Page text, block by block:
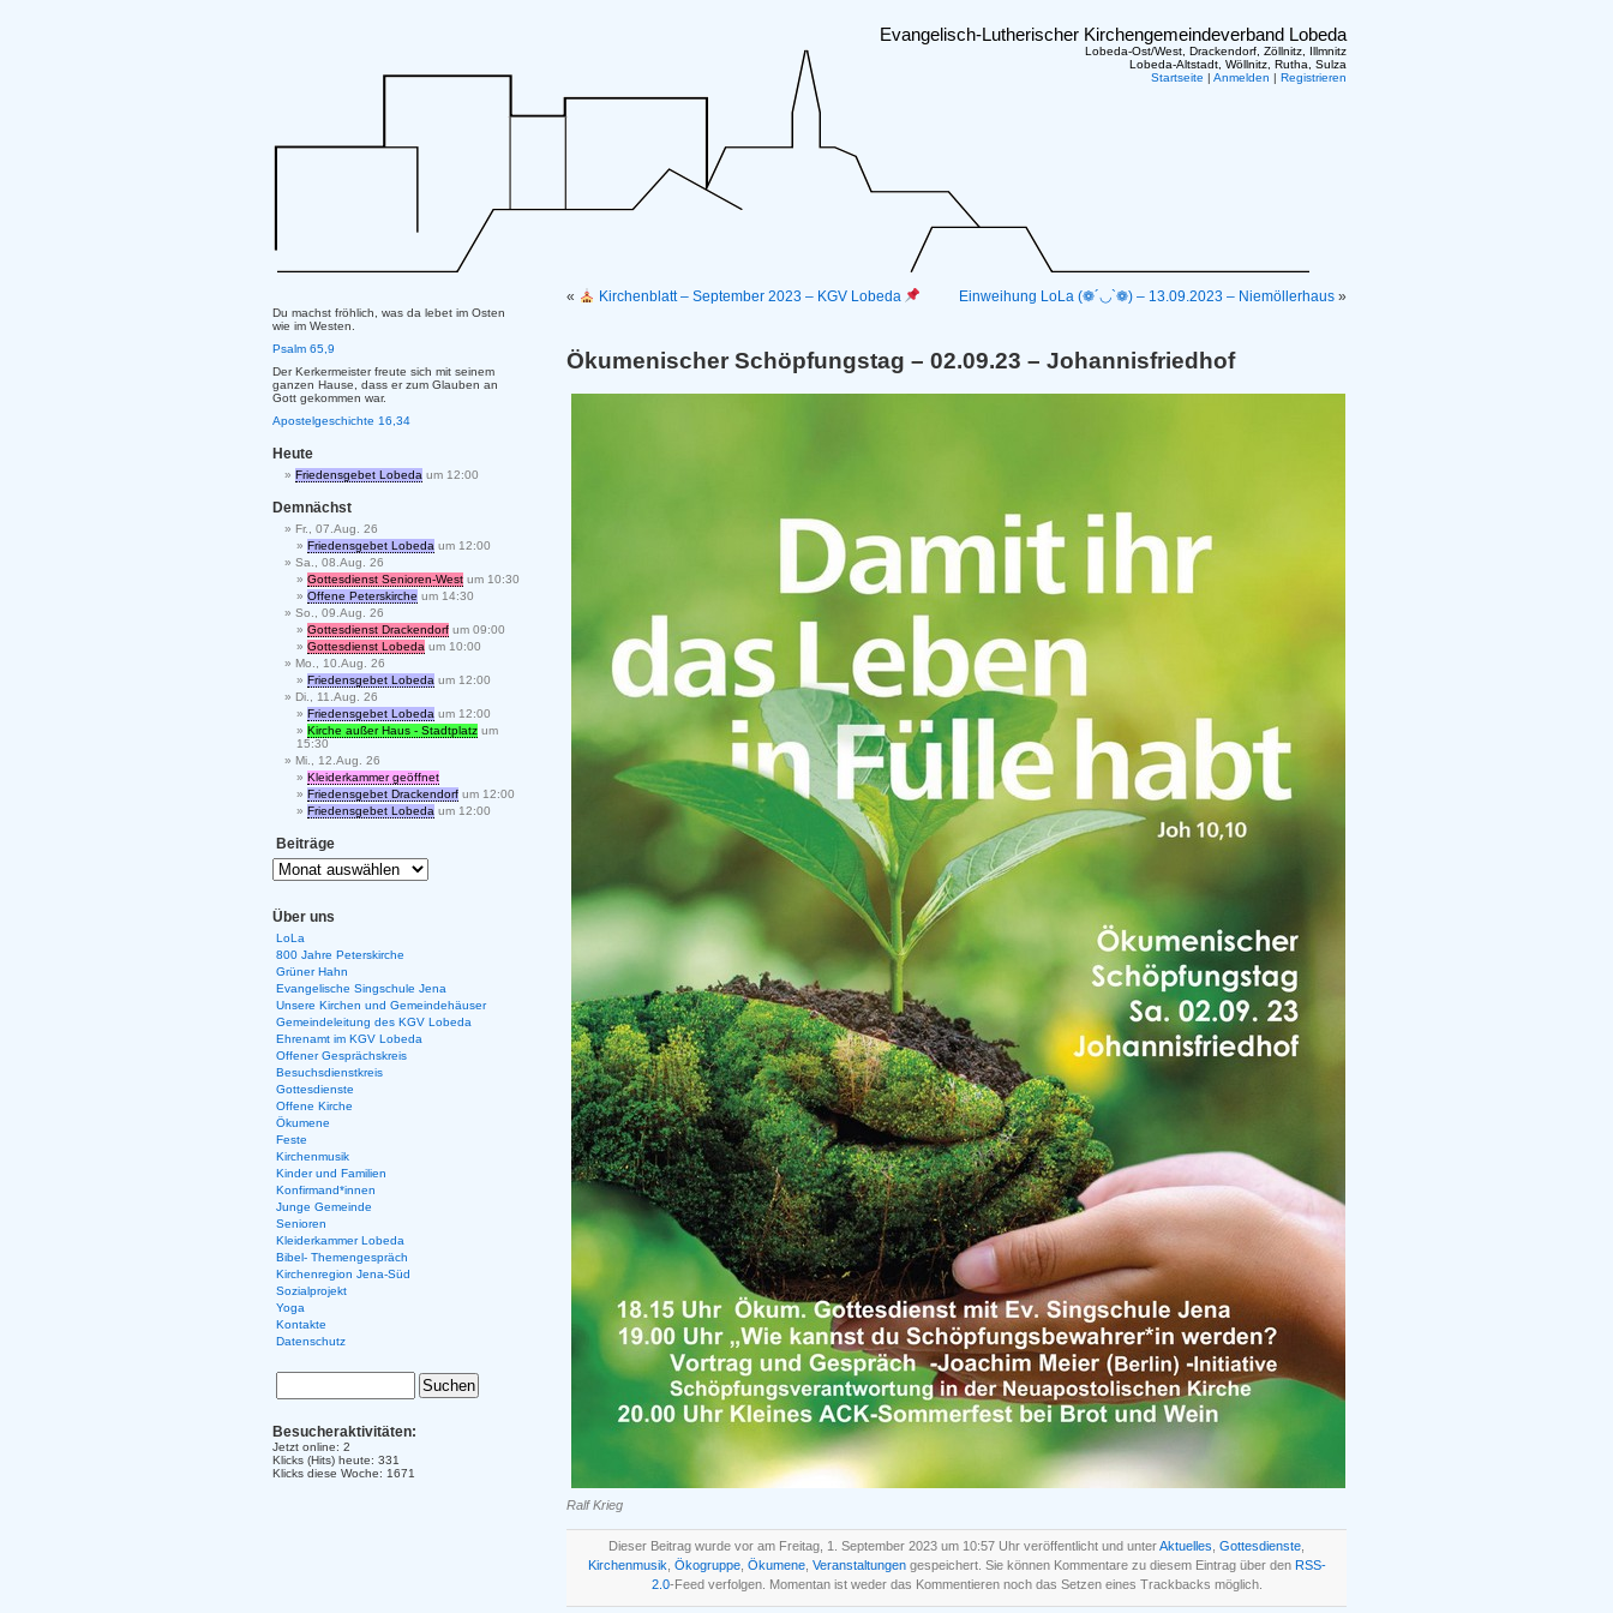
Evangelisch-Lutherischer Kirchengemeindeverband Lobeda
Lobeda-Ost/West, Drackendorf, Zöllnitz, Illmnitz
Lobeda-Altstadt, Wöllnitz, Rutha, Sulza
Startseite | Anmelden | Registrieren
« Kirchenblatt – September 2023 – KGV Lobeda Einweihung LoLa (❁´◡`❁) – 13.09.2023 – Niemöllerhaus »
Ökumenischer Schöpfungstag – 02.09.23 – Johannisfriedhof
Ralf Krieg
Dieser Beitrag wurde vor am Freitag, 1. September 2023 um 10:57 Uhr veröffentlicht und unterAktuelles Gottesdienste
Kirchenmusik Ökogruppe, Ökumene, Veranstaltungengespeichert. Sie können Kommentare zu diesem Eintrag über den RSS-
2.0-Feed verfolgen. Momentan ist weder das Kommentieren noch das Setzen eines Trackbacks möglich.
Du machst fröhlich, was da lebet im Osten
wie im Westen.
Psalm 65,9
Der Kerkermeister freute sich mit seinem
ganzen Hause, dass er zum Glauben an
Gott gekommen war.
Apostelgeschichte 16,34
Heute
Friedensgebet Lobeda um 12:00
Demnächst
Fr., 07.Aug. 26
Friedensgebet Lobeda um 12:00
Sa., 08.Aug. 26
Gottesdienst Senioren-West um 10:30
Offene Peterskirche um 14:30
So., 09.Aug. 26
Gottesdienst Drackendorf um 09:00
Gottesdienst Lobeda um 10:00
Mo., 10.Aug. 26
Friedensgebet Lobeda um 12:00
Di., 11.Aug. 26
Friedensgebet Lobeda um 12:00
Kirche außer Haus - Stadtplatz um
15:30
Mi., 12.Aug. 26
Kleiderkammer geöffnet
Friedensgebet Drackendorf um 12:00
Friedensgebet Lobeda um 12:00
Beiträge
Über uns
LoLa
800 Jahre Peterskirche
Grüner Hahn
Evangelische Singschule Jena
Unsere Kirchen und Gemeindehäuser
Gemeindeleitung des KGV Lobeda
Ehrenamt im KGV Lobeda
Offener Gesprächskreis
Besuchsdienstkreis
Gottesdienste
Offene Kirche
Ökumene
Feste
Kirchenmusik
Kinder und Familien
Konfirmand*innen
Junge Gemeinde
Senioren
Kleiderkammer Lobeda
Bibel- Themengespräch
Kirchenregion Jena-Süd
Sozialprojekt
Yoga
Kontakte
Datenschutz
Besucheraktivitäten:
Jetzt online: 2
Klicks (Hits) heute: 331
Klicks diese Woche: 1671